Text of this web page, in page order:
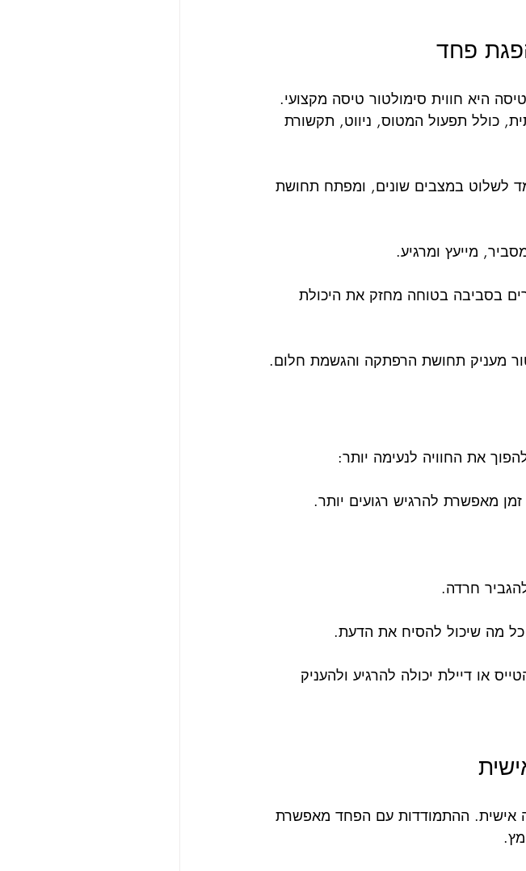
פחד
היא חווית סימולטור טיסה מקצועי.
כולל תפעול המטוס, ניווט, תקשורת
לשלוט במצבים שונים, ומפתח תחושת
מייעץ ומרגיע.
בסביבה בטוחה מחזק את היכולת
מעניק תחושת הרפתקה והגשמת חלום.
את החוויה לנעימה יותר:
מאפשרת להרגיש רגועים יותר.
חרדה.
מה שיכול להסיח את הדעת.
או דיילת יכולה להרגיע ולהעניק
אישית. ההתמודדות עם הפחד מאפשרת